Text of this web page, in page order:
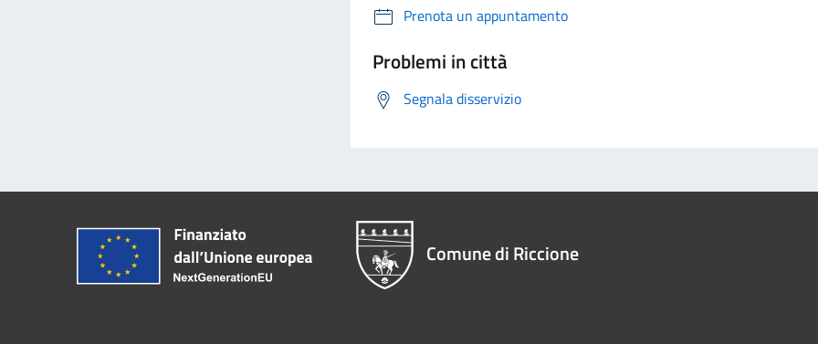
Prenota un appuntamento
Problemi in città
Segnala disservizio
Comune di Riccione